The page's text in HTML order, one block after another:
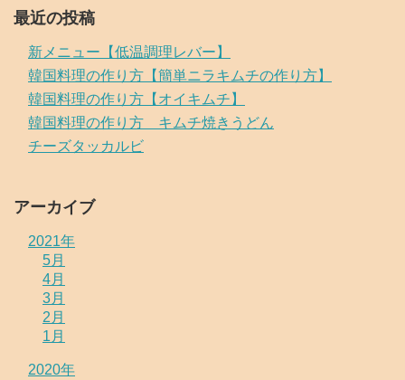
最近の投稿
新メニュー【低温調理レバー】
韓国料理の作り方【簡単ニラキムチの作り方】
韓国料理の作り方【オイキムチ】
韓国料理の作り方 キムチ焼きうどん
チーズタッカルビ
アーカイブ
2021年
5月
4月
3月
2月
1月
2020年